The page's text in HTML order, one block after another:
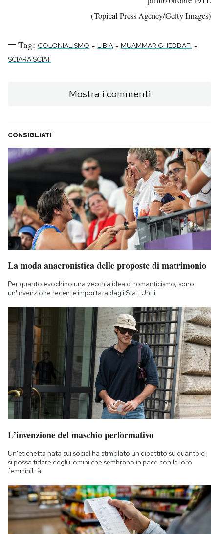
(Topical Press Agency/Getty Images)
Tag: COLONIALISMO - LIBIA - MUAMMAR GHEDDAFI -
SCIARA SCIAT
Mostra i commenti
CONSIGLIATI
La moda anacronistica delle proposte di matrimonio
Per quanto evochino una vecchia idea di romanticismo, sono
un'invenzione recente importata dagli Stati Uniti
L’invenzione del maschio performativo
Un'etichetta nata sui social ha stimolato un dibattito su quanto ci
si possa fidare degli uomini che sembrano in pace con la loro
femminilità